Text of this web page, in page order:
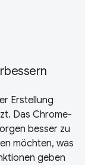
Erstellung
Das Chrome-
besser zu
möchten, was
geben